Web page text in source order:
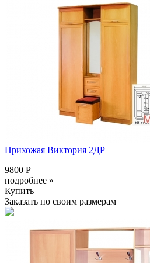
Прихожая Виктория 2ДР
9800 Р
подробнее »
Купить
Заказать по своим размерам